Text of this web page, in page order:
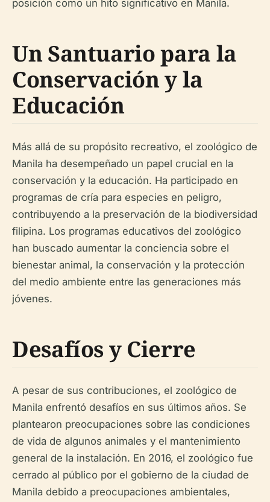
posición como un hito significativo en Manila.
Un Santuario para la
Conservación y la
Educación
Más allá de su propósito recreativo, el zoológico de
Manila ha desempeñado un papel crucial en la
conservación y la educación. Ha participado en
programas de cría para especies en peligro,
contribuyendo a la preservación de la biodiversidad
filipina. Los programas educativos del zoológico
han buscado aumentar la conciencia sobre el
bienestar animal, la conservación y la protección
del medio ambiente entre las generaciones más
jóvenes.
Desafíos y Cierre
A pesar de sus contribuciones, el zoológico de
Manila enfrentó desafíos en sus últimos años. Se
plantearon preocupaciones sobre las condiciones
de vida de algunos animales y el mantenimiento
general de la instalación. En 2016, el zoológico fue
cerrado al público por el gobierno de la ciudad de
Manila debido a preocupaciones ambientales,